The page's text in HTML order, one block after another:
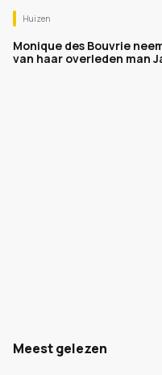
Huizen
Monique des Bouvrie
van haar overleden man
Meest gelezen